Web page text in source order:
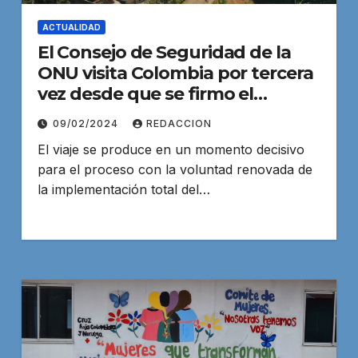
ACTUALIDAD
El Consejo de Seguridad de la
ONU visita Colombia por tercera
vez desde que se firmo el
acuerdos de paz
09/02/2024 REDACCION
El viaje se produce en un momento decisivo
para el proceso con la voluntad renovada de
la implementación total del…